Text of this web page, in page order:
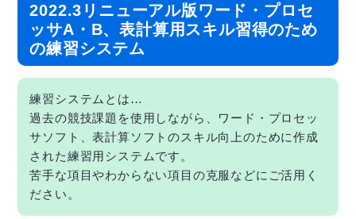
2022.3リニューアル版ワード・プロセ
ッサA・B、表計算用スキル習得のため
の練習システム
練習システムとは…
過去の競技課題を使用しながら、ワード・プロセッ
サソフト、表計算ソフトのスキル向上のために作成
された練習用システムです。
苦手な項目やわからない項目の克服などにご活用く
ださい。